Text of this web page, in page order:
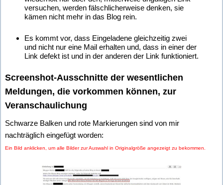
versuchen, werden fälschlicherweise denken, sie
kämen nicht mehr in das Blog rein.
Es kommt vor, dass Eingeladene gleichzeitig zwei
und nicht nur eine Mail erhalten und, dass in einer der
Link defekt ist und in der anderen der Link funktioniert.
Screenshot-Ausschnitte der wesentlichen
Meldungen, die vorkommen können, zur
Veranschaulichung
Schwarze Balken und rote Markierungen sind von mir
nachträglich eingefügt worden:
Ein Bild anklicken, um alle Bilder zur Auswahl in Originalgröße angezeigt zu bekommen.